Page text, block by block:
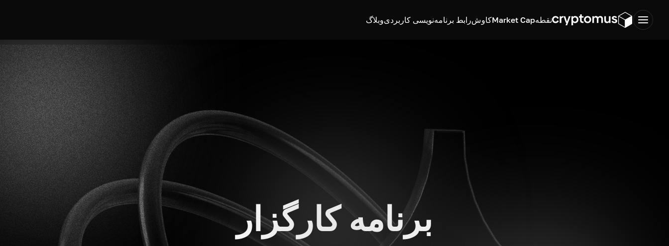
نقطهMarket Capکاوشرابط برنامه‌نویسی کاربردیوبلاگ
برنامه کارگزار